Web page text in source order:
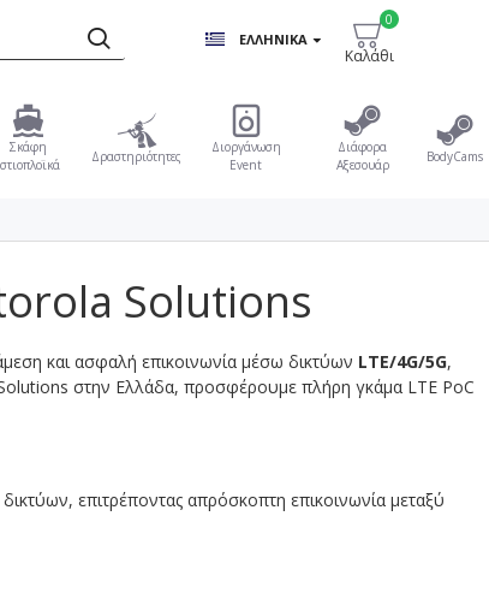
ΕΛΛΗΝΙΚΆ
Καλάθι
0
Σκάφη
Δραστηριότητες
Διοργάνωση
Event
Διάφορα
Αξεσουάρ
BodyCams
Solutions
και ασφαλή επικοινωνία μέσω δικτύων LTE/4G/5G,
στην Ελλάδα, προσφέρουμε πλήρη γκάμα LTE PoC
επιτρέποντας απρόσκοπτη επικοινωνία μεταξύ